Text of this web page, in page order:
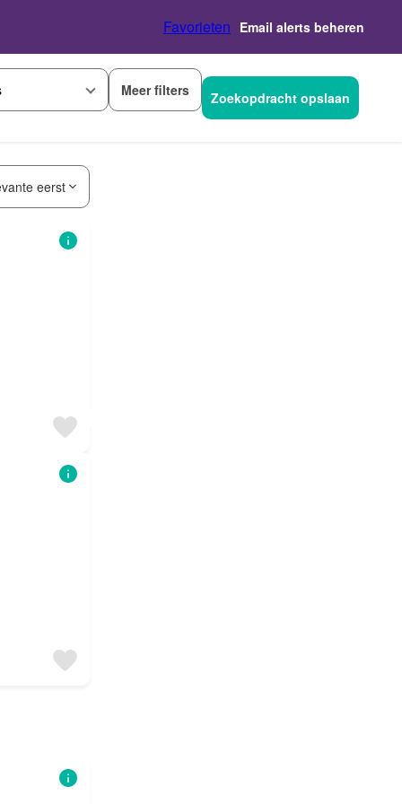
Favorieten Email alerts beheren
Meer filters Zoekopdracht opslaan
eerst